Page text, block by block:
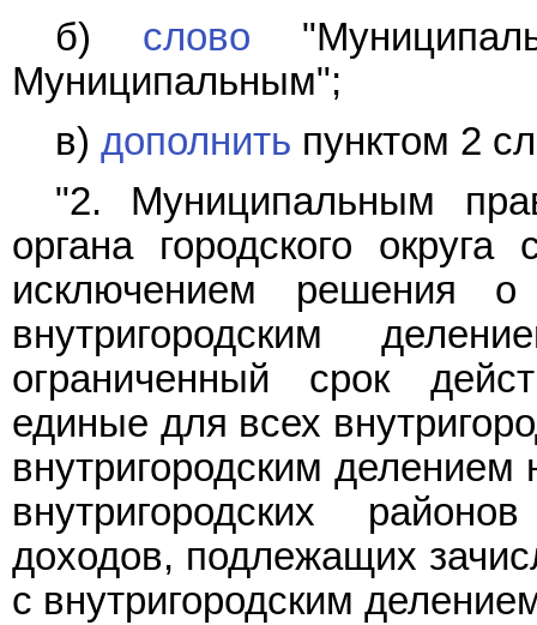
б) слово
Муниципальным";
в) дополнить пунктом 2
"2. Муниципальным
органа городского
исключением решения о
внутригородским
ограниченный срок
единые для всех
внутригородским
внутригородских
доходов, подлежащих
с внутригородским